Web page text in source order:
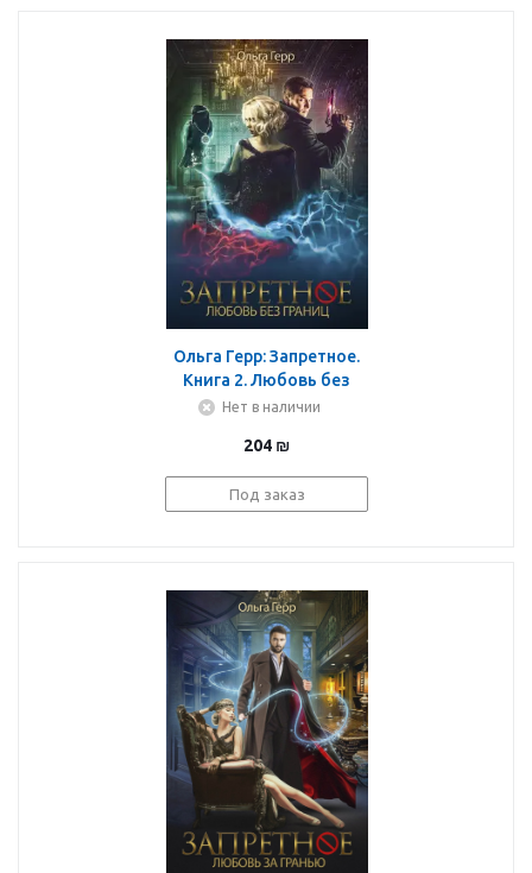
Ольга Герр: Запретное.
Книга 2. Любовь без
границ
Нет в наличии
204 ₪
Под заказ